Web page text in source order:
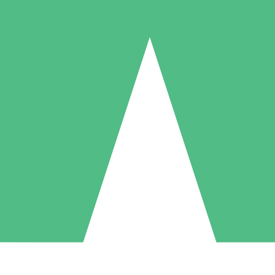
Packs de Crédits Individuels
à l'utilisation avec des crédits de téléchargement. Sans engagement
5 Téléchargements
US$